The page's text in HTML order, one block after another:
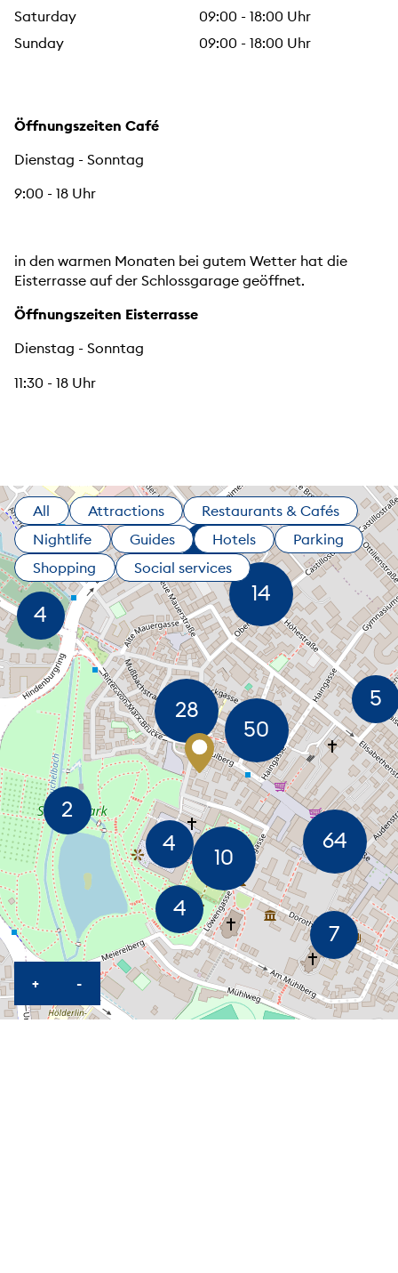
Saturday
09:00 - 18:00 Uhr
Sunday
09:00 - 18:00 Uhr
Öffnungszeiten Café
Dienstag - Sonntag
9:00 - 18 Uhr
in den warmen Monaten bei gutem Wetter hat die
Eisterrasse auf der Schlossgarage geöffnet.
Öffnungszeiten Eisterrasse
Dienstag - Sonntag
11:30 - 18 Uhr
All Attractions
Restaurants & Cafés
Nightlife
Guides Hotels
Parking
Shopping
Social services
+ZOOM IN MAP
-ZOOM OUT MAP